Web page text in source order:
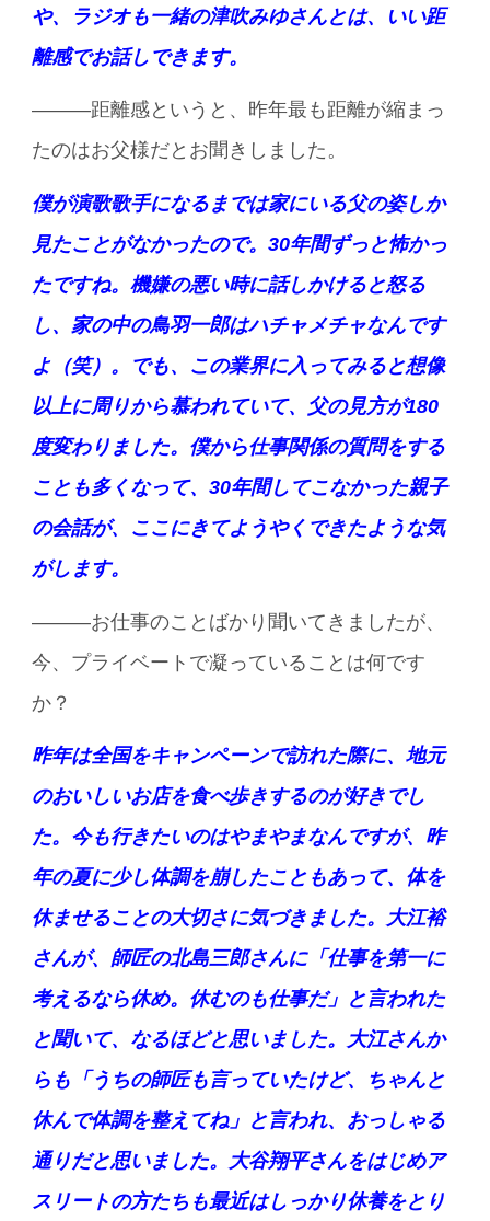
や、ラジオも一緒の津吹みゆさんとは、いい距
離感でお話しできます。
———距離感というと、昨年最も距離が縮まっ
たのはお父様だとお聞きしました。
僕が演歌歌手になるまでは家にいる父の姿しか
見たことがなかったので。30年間ずっと怖かっ
たですね。機嫌の悪い時に話しかけると怒る
し、家の中の鳥羽一郎はハチャメチャなんです
よ（笑）。でも、この業界に入ってみると想像
以上に周りから慕われていて、父の見方が180
度変わりました。僕から仕事関係の質問をする
ことも多くなって、30年間してこなかった親子
の会話が、ここにきてようやくできたような気
がします。
———お仕事のことばかり聞いてきましたが、
今、プライベートで凝っていることは何です
か？
昨年は全国をキャンペーンで訪れた際に、地元
のおいしいお店を食べ歩きするのが好きでし
た。今も行きたいのはやまやまなんですが、昨
年の夏に少し体調を崩したこともあって、体を
休ませることの大切さに気づきました。大江裕
さんが、師匠の北島三郎さんに「仕事を第一に
考えるなら休め。休むのも仕事だ」と言われた
と聞いて、なるほどと思いました。大江さんか
らも「うちの師匠も言っていたけど、ちゃんと
休んで体調を整えてね」と言われ、おっしゃる
通りだと思いました。大谷翔平さんをはじめア
スリートの方たちも最近はしっかり休養をとり